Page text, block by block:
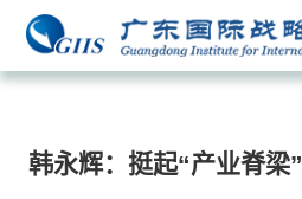
Media
韩永辉：挺起“产业脊梁